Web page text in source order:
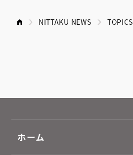
NITTAKU NEWS TOPICS
ホーム